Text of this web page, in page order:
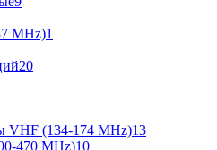
MHz)1
20
VHF (134-174 MHz)13
470 MHz)10